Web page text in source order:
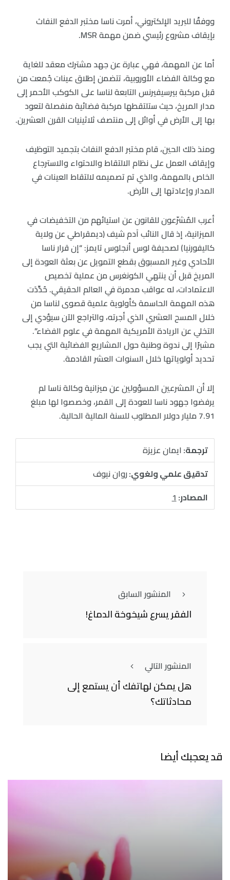
ووفقًا للبريد الإلكتروني، أمرت ناسا مختبر الدفع النفاث
بإيقاف مشروع رئيسي ضمن مهمة MSR.
أما عن المهمة، فهي عبارة عن جهد مشترك معقد للغاية
مع وكالة الفضاء الأوروبية، تتضمن إطلاق عينات جُمعت من
قبل مركبة بيرسيفيرنس التابعة لناسا على الكوكب الأحمر إلى
مدار المريخ، حيث ستلتقطها مركبة فضائية منفصلة لتعود
بها إلى الأرض في أوائل إلى منتصف ثلاثينيات القرن العشرين.
ومنذ ذلك الحين، قام مختبر الدفع النفاث بتجميد التوظيف
وإيقاف العمل على نظام الالتقاط والاحتواء والاسترجاع
الخاص بالمهمة، والذي تم تصميمه لالتقاط العينات في
المدار وإعادتها إلى الأرض.
أعرب المُشرّعون للقانون عن استيائهم من التخفيضات في
الميزانية، إذ قال النائب آدم شيف (ديمقراطي عن ولاية
كاليفورنيا) لصحيفة لوس أنجلوس تايمز: “إن قرار ناسا
الأحادي وغير المسبوق بقطع التمويل عن بعثة العودة إلى
المريخ قبل أن ينتهي الكونغرس من عملية تخصيص
الاعتمادات، له عواقب مدمرة في العالم الحقيقي. حُدِّدَت
هذه المهمة الحاسمة كأولوية علمية قصوى لناسا من
خلال المسح العشري الذي أجرته، والتراجع الآن سيؤدي إلى
التخلي عن الريادة الأمريكية المهمة في علوم الفضاء”.
مشيرًا إلى ندوة وطنية حول المشاريع الفضائية التي يجب
تحديد أولوياتها خلال السنوات العشر القادمة.
إلا أن المشرعين المسؤولين عن ميزانية وكالة ناسا لم
يرفضوا جهود ناسا للعودة إلى القمر، وخصصوا لها مبلغ
7.91 مليار دولار المطلوب للسنة المالية الحالية.
ترجمة:ايمان عزيزة
تدقيق علمي ولغوي:روان نيوف
المصادر:1
المنشور السابق
الفقر يسرع شيخوخة الدماغ!
المنشور التالي
هل يمكن لهاتفك أن يستمع إلى
محادثاتك؟
قد يعجبك أيضا